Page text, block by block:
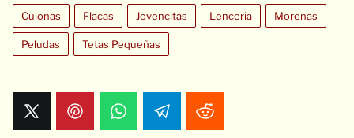
Culonas Flacas Jovencitas Lenceria Morenas
Peludas Tetas Pequeñas